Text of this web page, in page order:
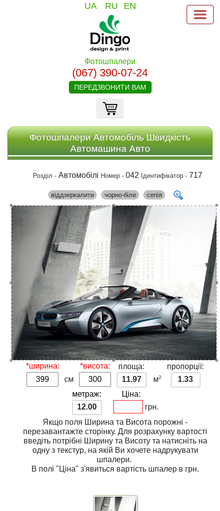
UA RU EN
Фотошпалери
(067) 390-07-24
ПЕРЕДЗВОНИТИ ВАМ
Фотошпалери Автомобіль Швидкість
Автомашина Авто
Розділ -Автомобілі Номер -042 Ідентифікатор - 717
віддзеркалити чорно-біле сепія
*ширина:
см
*висота:
площа:
11.97
м2
пропорції:
1.33
метраж:
12.00
Ціна:
грн.
Якщо поля Ширина та Висота порожні -
перезавантажте сторінку. Для розрахунку вартості
введіть потрібні Ширинута Висотута натисніть на
одну з текстур, на якій Ви хочете надрукувати
шпалери.
В полі"Ціна" з'явиться вартість шпалер в грн.